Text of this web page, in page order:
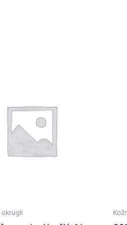
okrugli